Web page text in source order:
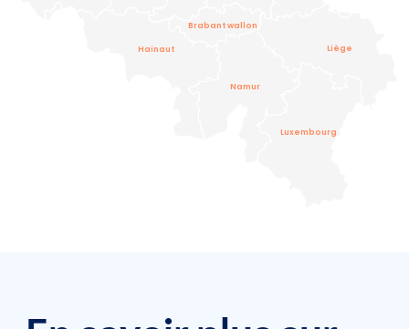
Hainaut
Brabant wallon
Namur
Liège
Luxembourg